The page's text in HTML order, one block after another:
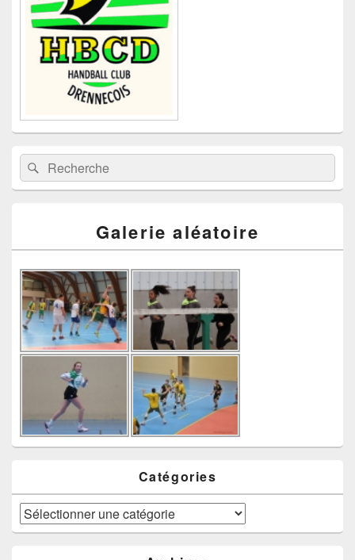
latérale
Recherche :Rechercher
Galerie aléatoire
Catégories
Catégories